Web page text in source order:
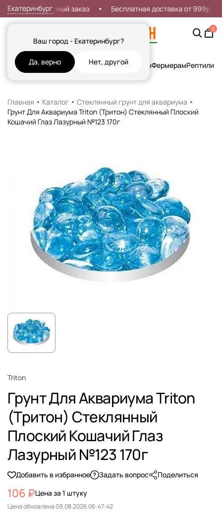
Екатеринбург
Ваш город - Екатеринбург?
Да, верно Нет, другой
7% на первый заказ Бесплатная доставка от 999р
0
Кошки СобакиРыбы Грызуны и Хорьки ПтицыФермерамРептилии
Главная Каталог
Стеклянный грунт для аквариума
Грунт Для Аквариума Triton (Тритон) Стеклянный Плоский
Кошачий Глаз Лазурный №123 170г
Triton
Грунт Для Аквариума Triton
(Тритон) Стеклянный
Плоский Кошачий Глаз
Лазурный №123 170г
Добавить в избранное Задать вопрос Поделиться
106 ₽Цена за 1 штуку
Цена обновлена